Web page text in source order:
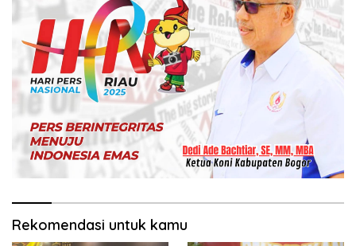
Rekomendasi untuk kamu